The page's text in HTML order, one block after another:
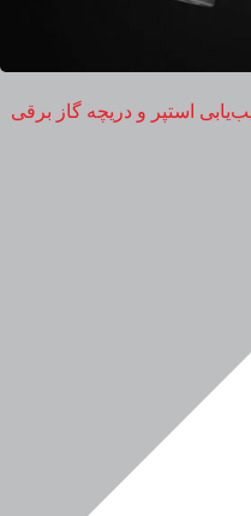
استپر و دریچه گاز برقی